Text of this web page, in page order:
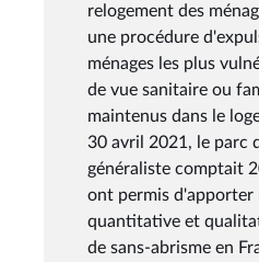
relogement des
une procédure
ménages les plus
de vue sanitaire ou
maintenus dans le
30 avril 2021, le parc
généraliste comptait
ont permis d'apporter
quantitative et
de sans-abrisme en